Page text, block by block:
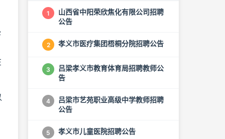
1
山西省中阳荣欣焦化有限公司招聘
公告
2 孝义市医疗集团梧桐分院招聘公告
3
吕梁孝义市教育体育局招聘教师公
告
4
吕梁市艺苑职业高级中学教师招聘
公告
5 孝义市儿童医院招聘公告